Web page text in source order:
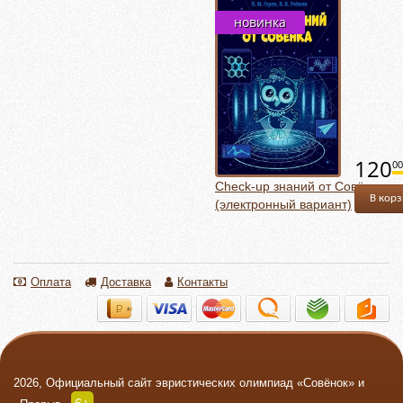
новинка
Check-up знаний от Совёнка
(электронный вариант)
12000
В
Оплата Доставка Контакты
2026, Официальный сайт эвристических олимпиад «Совёнок» и